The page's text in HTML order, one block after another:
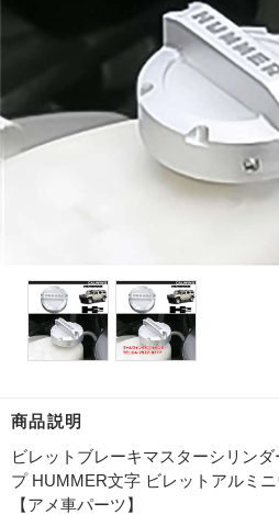
商品説明
ビレットブレーキマスターシリン
プ HUMMER文字 ビレットアルミ
【アメ車パーツ】